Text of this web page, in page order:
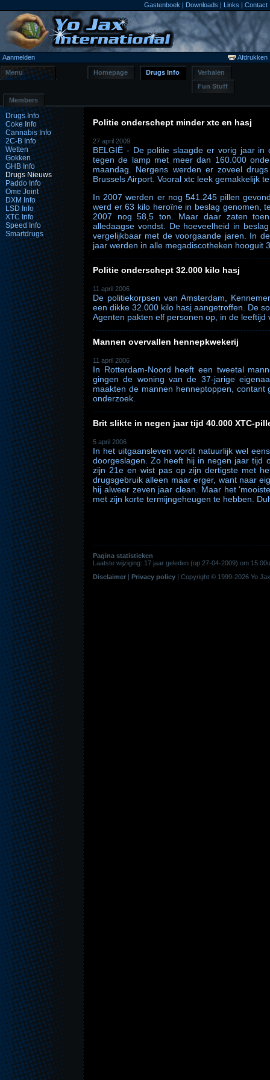
Gastenboek | Downloads | Links | Contact
Aanmelden Afdrukken
Menu Homepage Drugs Info
Verhalen
Fun Stuff
Members
Drugs Info
Coke Info
Cannabis Info
2C-B Info
Wetten
Gokken
GHB Info
Drugs Nieuws
Paddo Info
Ome Joint
DXM Info
LSD Info
XTC Info
Speed Info
Smartdrugs
Politie onderschept minder xtc en hasj
27 april 2009
BELGIË - De politie slaagde er vorig jaar
tegen de lamp met meer dan 160.000
maandag. Nergens werden er zoveel
Brussels Airport. Vooral xtc leek gemakkelijk
In 2007 werden er nog 541.245 pillen
werd er 63 kilo heroïne in beslag genomen,
2007 nog 58,5 ton. Maar daar zaten
alledaagse vondst. De hoeveelheid in
vergelijkbaar met de voorgaande jaren. In
jaar werden in alle megadiscotheken hooguit
Politie onderschept 32.000 kilo hasj
11 april 2006
De politiekorpsen van Amsterdam,
een dikke 32.000 kilo hasj aangetroffen. De
Agenten pakten elf personen op, in de
Mannen overvallen hennepkwekerij
11 april 2006
In Rotterdam-Noord heeft een tweetal
gingen de woning van de 37-jarige
maakten de mannen henneptoppen,
onderzoek.
Brit slikte in negen jaar tijd 40.000 XTC-
5 april 2006
In het uitgaansleven wordt natuurlijk wel
doorgeslagen. Zo heeft hij in negen jaar tijd
zijn 21e en wist pas op zijn dertigste met
drugsgebruik alleen maar erger, want naar
hij alweer zeven jaar clean. Maar het
met zijn korte termijngeheugen te hebben.
Pagina statistieken
Laatste wijziging: 17 jaar geleden (op 27-04-2009) om
Disclaimer | Privacy policy | Copyright © 1999-2026 Yo